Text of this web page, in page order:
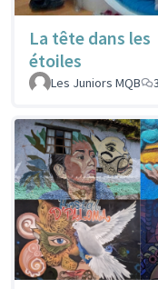
La tête dans les
étoiles
Les Juniors MQB
3